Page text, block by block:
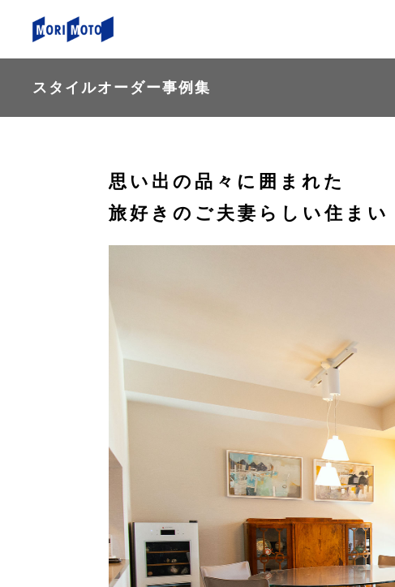
スタイルオーダー事例集
思い出の品々に囲まれた
旅好きのご夫妻らしい住まい